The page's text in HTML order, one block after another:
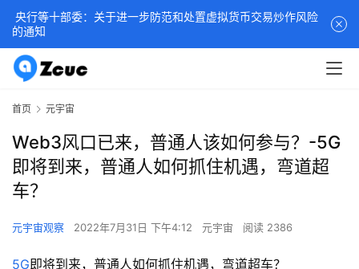
首页 元宇宙
Web3风口已来，普通人该如何参与？-5G
即将到来，普通人如何抓住机遇，弯道超
车？
元宇宙观察 2022年7月31日 下午4:12 元宇宙 阅读 2386
5G即将到来，普通人如何抓住机遇，弯道超车？
央行等十部委：关于进一步防范和处置虚拟货币交易炒作风险
的通知